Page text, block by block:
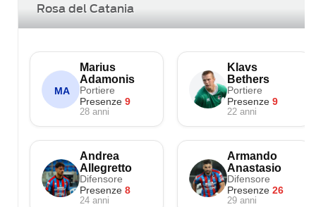
Rosa del Catania
MA
Marius
Adamonis
Portiere
Presenze 9
28 anni
Klavs
Bethers
Portiere
Presenze9
22 anni
Andrea
Allegretto
Difensore
Presenze 8
24 anni
Armando
Anastasio
Difensore
Presenze26
29 anni